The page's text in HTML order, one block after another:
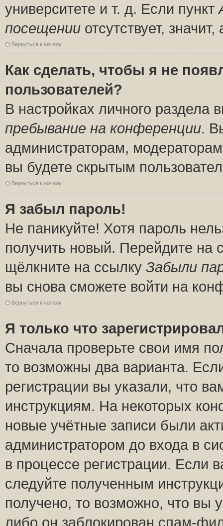
университете и т. д. Если пункт
посещении отсутствует,
Вернуться к началу
Как сделать, чтобы я не
пользователей?
В настройках личного
пребывание на конференции.
администраторам,
вы будете скрытым
Вернуться к началу
Я забыл пароль!
Не паникуйте! Хотя пароль
получить новый. Перейдите на
щёлкните на ссылку Забыли
вы снова сможете войти на
Вернуться к началу
Я только что
Сначала проверьте свои имя
то возможны два варианта.
регистрации вы указали, что
инструкциям. На некоторых
новые учётные записи были
администратором до входа в
в процессе регистрации.
следуйте полученным
получено, то возможно, что вы
либо он заблокирован спам-